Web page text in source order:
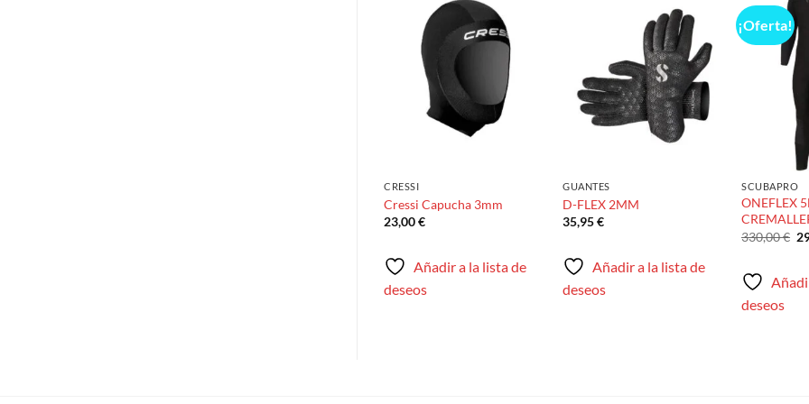
Añadir
a la
lista de
deseos
CRESSI
Cressi Capucha 3mm
23,00€
Añadir a la lista de
deseos
Añadir
a la
lista de
deseos
GUANTES
D-FLEX 2MM
35,95€
Añadir a la lista de
deseos
¡Oferta!
SCUBAPRO
ONEFLEX
330,00€ El
deseos